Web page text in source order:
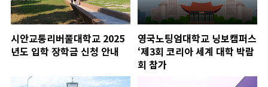
시안교통리버풀대학교 2025
년도 입학 장학금 신청 안내
영국노팅엄대학교 닝보캠퍼스
‘제3회 코리아 세계 대학 박람
회 참가